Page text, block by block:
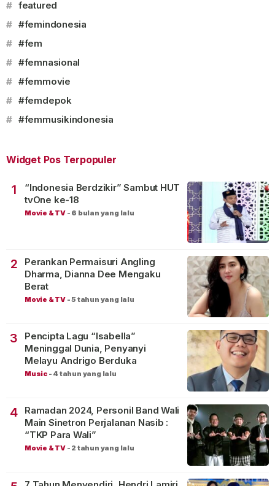
# featured
# #femindonesia
# #fem
# #femnasional
# #femmovie
# #femdepok
# #femmusikindonesia
Widget Pos Terpopuler
1
“Indonesia Berdzikir” Sambut HUT
tvOne ke-18
Movie & TV - 6 bulan yang lalu
2
Perankan Permaisuri Angling
Dharma, Dianna Dee Mengaku
Berat
Movie & TV -5 tahun yang lalu
3
Pencipta Lagu “Isabella”
Meninggal Dunia, Penyanyi
Melayu Andrigo Berduka
Music - 4 tahun yang lalu
4
Ramadan 2024, Personil Band Wali
Main Sinetron Perjalanan Nasib :
“TKP Para Wali”
Movie & TV - 2 tahun yang lalu